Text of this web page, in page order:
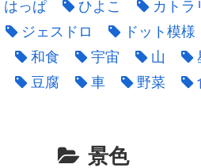
はっぱ ひよこ カトラ
ジェスドロ ドット模様
和食 宇宙 山
豆腐 車 野菜
景色